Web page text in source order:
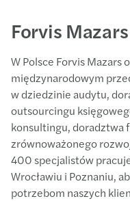
Forvis
W Polsce Forvis Mazars
międzynarodowym
w dziedzinie audytu,
outsourcingu
konsultingu, doradztwa
zrównoważonego
400 specjalistów
Wrocławiu i Poznaniu,
potrzebom naszych